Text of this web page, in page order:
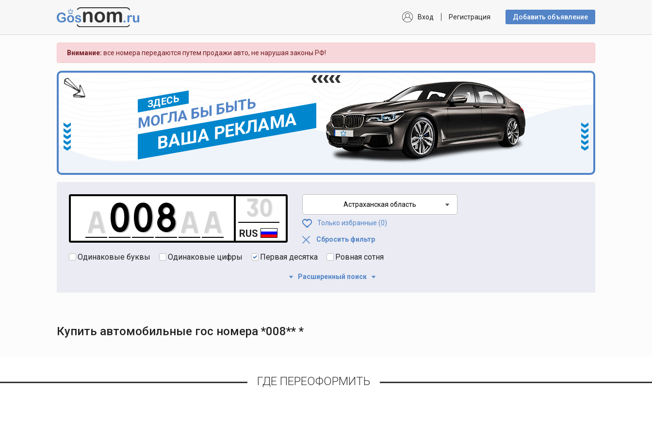
Вход Регистрация Добавить объявлениe
Внимание: все номера передаются путем продажи авто, не нарушая законы РФ!
ЗДЕСЬ
МОГЛА БЫ БЫТЬ
ВАША РЕКЛАМА
RUS
Астраханская область
Только избранные (0)
Сбросить фильтр
Одинаковые буквы Одинаковые цифры Первая десятка Ровная сотня
Расширенный поиск
Купить автомобильные гос номера *008** *
ГДЕ ПЕРЕОФОРМИТЬ